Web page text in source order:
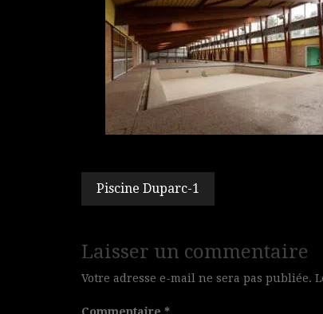
Navigation
de
l’article
Piscine Duparc-1
Laisser un commentaire
Votre adresse e-mail ne sera pas publiée.